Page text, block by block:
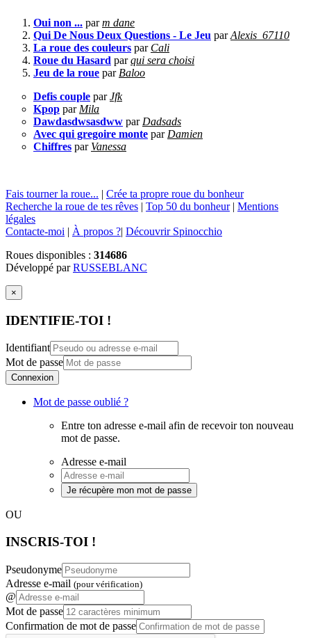
Oui non ... parm dane
Qui De Nous Deux Questions - Le Jeu parAlexis_67110
La roue des couleurs par Cali
Roue du Hasard parqui sera choisi
Jeu de la roue par Baloo
Defis couple parJfk
Kpop par Mila
Dawdasdwsasdww par Dadsads
Avec qui gregoire monte par Damien
Chiffres par Vanessa
Fais tourner la roue... | Crée ta propre roue du bonheur
Recherche la roue de tes rêves | Top 50 du bonheur| Mentions
légales
Contacte-moi | À propos ?| Découvrir Spinocchio
Roues disponibles : 314686
Développé parRUSSEBLANC
×
IDENTIFIE-TOI !
Identifiant
Mot de passe
Connexion
Mot de passe oublié ?
Entre ton adresse e-mail afin de recevoir ton nouveau
mot de passe.
Adresse e-mail
Je récupère mon mot de passe
OU
INSCRIS-TOI !
Pseudonyme
Adresse e-mail (pour vérification)
@
Mot de passe
Confirmation de mot de passe